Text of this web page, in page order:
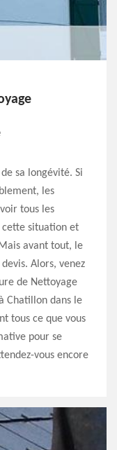
sa longévité. Si
les
tous les
cette situation et
avant tout, le
Alors, venez
de Nettoyage
Chatillon dans le
tous ce que vous
pour se
vous encore